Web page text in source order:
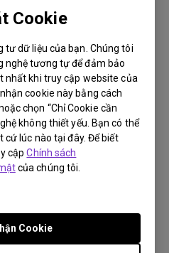
Cookie
tư dữ liệu của bạn. Chúng tôi
nghệ tương tự để đảm bảo
nhất khi truy cập website của
cookie này bằng cách
chọn “Chỉ Cookie cần
không thiết yếu. Bạn có thể
cứ lúc nào tại đây. Để biết
cậpChính sách
của chúng tôi.
Cookie
hữu ích không?